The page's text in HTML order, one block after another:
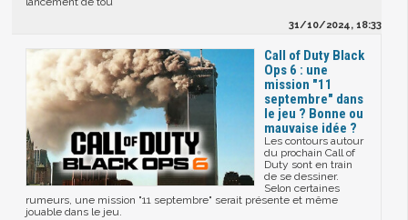
31/10/2024, 18:33
Call of Duty Black
Ops 6 : une
mission "11
septembre" dans
le jeu ? Bonne ou
mauvaise idée ?
Les contours autour
du prochain Call of
Duty sont en train
de se dessiner.
Selon certaines
rumeurs, une mission "11 septembre" serait présente et même
jouable dans le jeu.